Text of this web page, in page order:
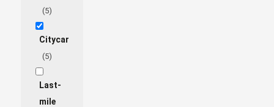
(5)
Citycar
(5)
Last-
mile